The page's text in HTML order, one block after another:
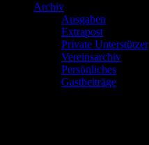
Archiv
Ausgaben
Extrapost
Private Unterstützer
Vereinsarchiv
Persönliches
Gastbeiträge